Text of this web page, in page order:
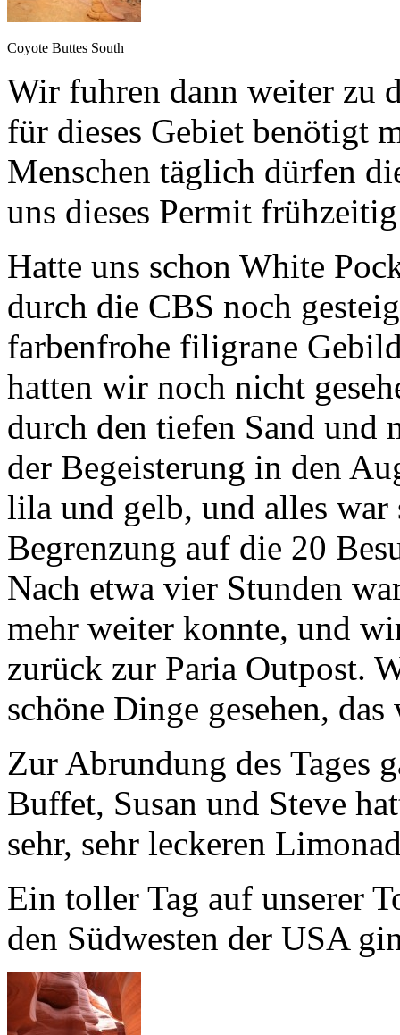
Coyote Buttes South
Wir fuhren dann weiter zu
für dieses Gebiet benötigt
Menschen täglich dürfen
uns dieses Permit
Hatte uns schon White
durch die CBS noch
farbenfrohe filigrane
hatten wir noch nicht
durch den tiefen Sand und
der Begeisterung in den
lila und gelb, und alles
Begrenzung auf die 20
Nach etwa vier Stunden
mehr weiter konnte, und
zurück zur Paria Outpost.
schöne Dinge gesehen,
Zur Abrundung des Tages
Buffet, Susan und Steve
sehr, sehr leckeren
Ein toller Tag auf unserer
den Südwesten der USA